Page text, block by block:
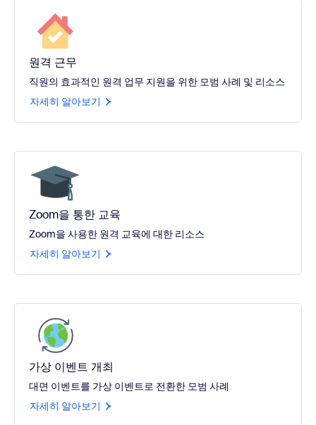
원격 근무
직원의 효과적인 원격 업무 지원을 위한 모범 사례 및 리소스
자세히 알아보기
Zoom을 통한 교육
Zoom을 사용한 원격 교육에 대한 리소스
자세히 알아보기
가상 이벤트 개최
대면 이벤트를 가상 이벤트로 전환한 모범 사례
자세히 알아보기